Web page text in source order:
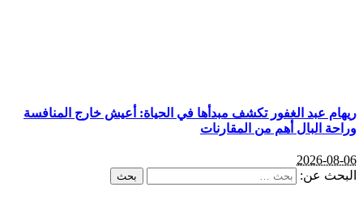
ريهام عبد الغفور تكشف مبدأها في الحياة: أعيش خارج المنافسة
وراحة البال أهم من المقارنات
2026-08-06
البحث عن: